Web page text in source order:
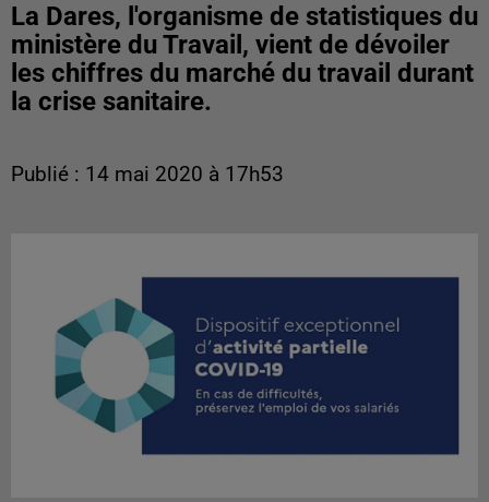
La Dares, l'organisme de statistiques du
ministère du Travail, vient de dévoiler
les chiffres du marché du travail durant
la crise sanitaire.
Publié : 14 mai 2020 à 17h53